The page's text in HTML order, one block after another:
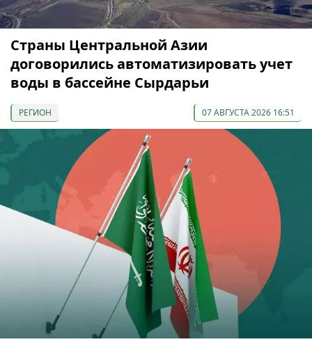
Страны Центральной Азии
договорились автоматизировать учет
воды в бассейне Сырдарьи
РЕГИОН 07 АВГУСТА 2026 16:51